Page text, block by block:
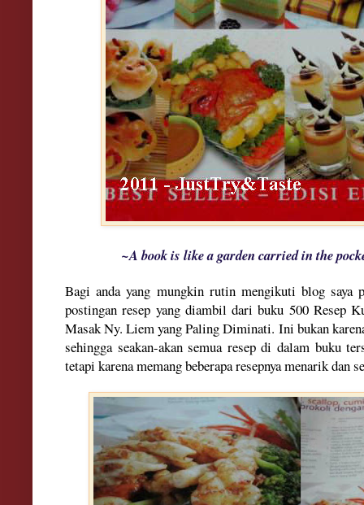
~A book is like a garden carried in the
Bagi anda yang mungkin rutin mengikuti blog saya
postingan resep yang diambil dari buku 500 Resep
Masak Ny. Liem yang Paling Diminati. Ini bukan
sehingga seakan-akan semua resep di dalam buku
tetapi karena memang beberapa resepnya menarik dan